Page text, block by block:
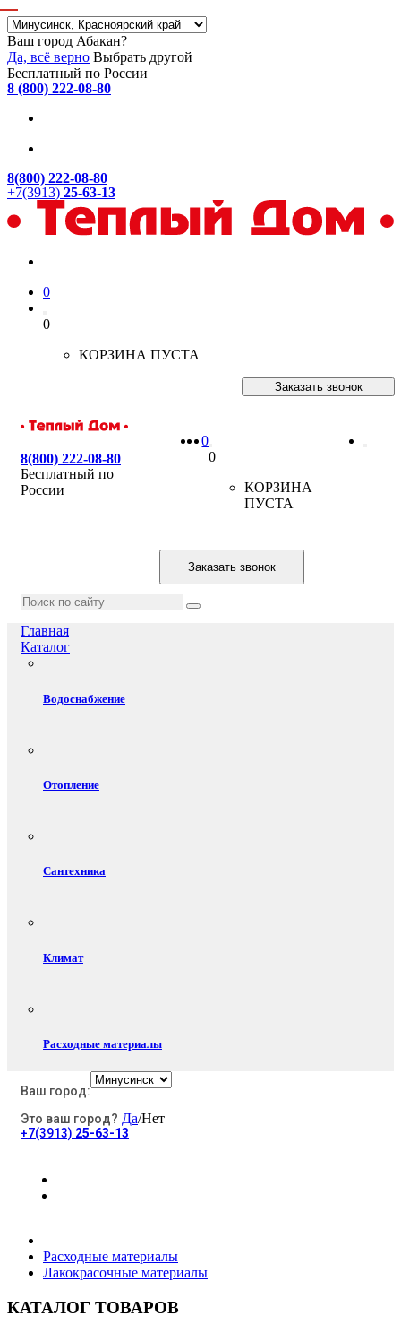
Ваш город Абакан?
Да, всё верно Выбрать другой
Бесплатный по России
8 (800) 222-08-80
8(800) 222-08-80
+7(3913) 25-63-13
0
0
КОРЗИНА ПУСТА
Заказать звонок
8(800) 222-08-80
Бесплатный по
России
0
0
КОРЗИНА
ПУСТА
Заказать звонок
Главная
Каталог
Водоснабжение
Отопление
Сантехника
Климат
Расходные материалы
Электротовары
Хозяйственные товары
Ваш город:
Это ваш город? Да/Нет
+7(3913) 25-63-13
Расходные материалы
Лакокрасочные материалы
КАТАЛОГ ТОВАРОВ